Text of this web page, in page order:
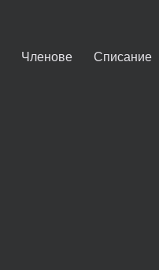
Членове Списание